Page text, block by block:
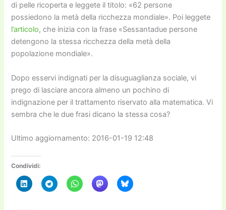
di pelle ricoperta e leggete il titolo: «62 persone
possiedono la metà della ricchezza mondiale». Poi leggete
l’articolo, che inizia con la frase «Sessantadue persone
detengono la stessa ricchezza della metà della
popolazione mondiale».
Dopo esservi indignati per la disuguaglianza sociale, vi
prego di lasciare ancora almeno un pochino di
indignazione per il trattamento riservato alla matematica. Vi
sembra che le due frasi dicano la stessa cosa?
Ultimo aggiornamento: 2016-01-19 12:48
Condividi: